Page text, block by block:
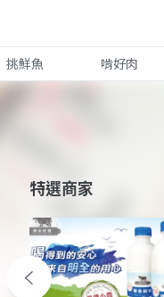
挑鮮魚 啃好肉
特選商家